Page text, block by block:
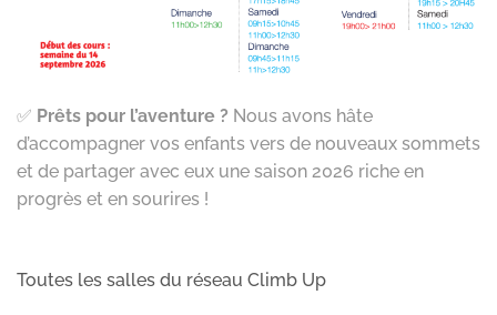
✅ Prêts pour l’aventure ? Nous avons hâte
d’accompagner vos enfants vers de nouveaux sommets
et de partager avec eux une saison 2026 riche en
progrès et en sourires !
Toutes les salles du réseau Climb Up